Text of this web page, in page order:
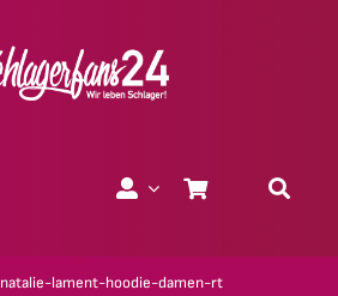
natalie-lament-hoodie-damen-rt